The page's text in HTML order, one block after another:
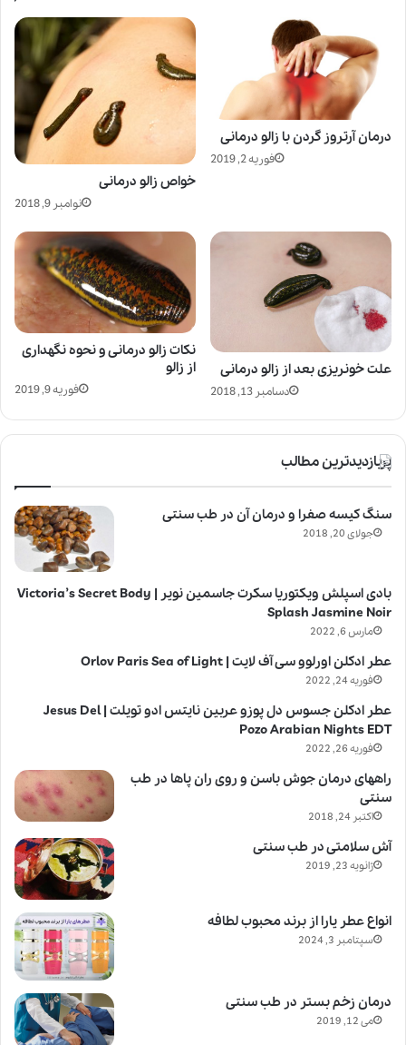
خواص زالو درمانی
نوامبر 9, 2018
درمان آرتروز گردن با زالو درمانی
فوریه 2, 2019
نکات زالو درمانی و نحوه نگهداری
از زالو
فوریه 9, 2019
علت خونریزی بعد از زالو درمانی
دسامبر 13, 2018
پربازدیدترین مطالب
سنگ کیسه صفرا و درمان آن در طب سنتی
جولای 20, 2018
بادی اسپلش ویکتوریا سکرت جاسمین نویر | Victoria’s Secret Body
Splash Jasmine Noir
مارس 6, 2022
عطر ادکلن اورلوو سی آف لایت | Orlov Paris Sea of Light
فوریه 24, 2022
عطر ادکلن جسوس دل پوزو عربین نایتس ادو تویلت | Jesus Del
Pozo Arabian Nights EDT
فوریه 26, 2022
راههای درمان جوش باسن و روی ران پاها در طب
سنتی
اکتبر 24, 2018
آش سلامتی در طب سنتی
ژانویه 23, 2019
انواع عطر یارا از برند محبوب لطافه
سپتامبر 3, 2024
درمان زخم بستر در طب سنتی
می 12, 2019